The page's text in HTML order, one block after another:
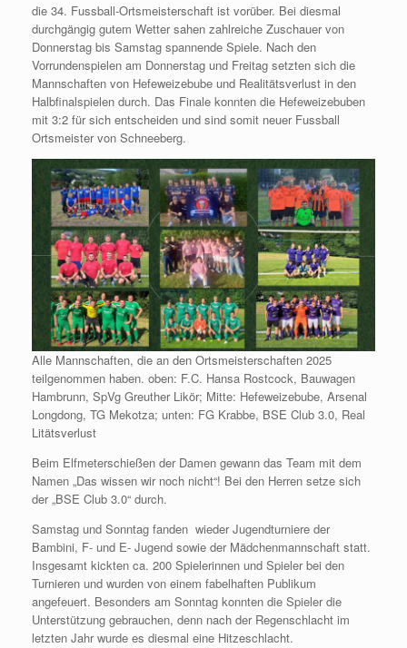
die 34. Fussball-Ortsmeisterschaft ist vorüber. Bei diesmal
durchgängig gutem Wetter sahen zahlreiche Zuschauer von
Donnerstag bis Samstag spannende Spiele. Nach den
Vorrundenspielen am Donnerstag und Freitag setzten sich die
Mannschaften von Hefeweizebube und Realitätsverlust in den
Halbfinalspielen durch. Das Finale konnten die Hefeweizebuben
mit 3:2 für sich entscheiden und sind somit neuer Fussball
Ortsmeister von Schneeberg.
Alle Mannschaften, die an den Ortsmeisterschaften 2025
teilgenommen haben. oben: F.C. Hansa Rostcock, Bauwagen
Hambrunn, SpVg Greuther Likör; Mitte: Hefeweizebube, Arsenal
Longdong, TG Mekotza; unten: FG Krabbe, BSE Club 3.0, Real
Litätsverlust
Beim Elfmeterschießen der Damen gewann das Team mit dem
Namen „Das wissen wir noch nicht“! Bei den Herren setze sich
der „BSE Club 3.0“ durch.
Samstag und Sonntag fanden wieder Jugendturniere der
Bambini, F- und E- Jugend sowie der Mädchenmannschaft statt.
Insgesamt kickten ca. 200 Spielerinnen und Spieler bei den
Turnieren und wurden von einem fabelhaften Publikum
angefeuert. Besonders am Sonntag konnten die Spieler die
Unterstützung gebrauchen, denn nach der Regenschlacht im
letzten Jahr wurde es diesmal eine Hitzeschlacht.